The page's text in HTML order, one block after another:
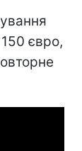
євро,